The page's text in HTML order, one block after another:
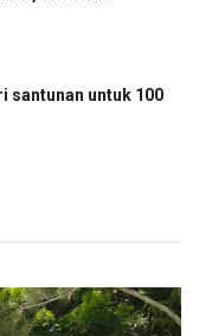
santunan untuk 100